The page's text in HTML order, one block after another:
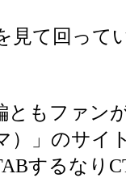
見て回って
ともファン
）」のサ
するなり